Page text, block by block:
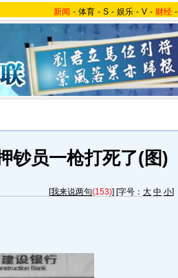
新闻 - 体育 - S - 娱乐 - V - 财经 -
钞员一枪打死了(图)
[我来说两句(153)] [字号： 大 中 小]